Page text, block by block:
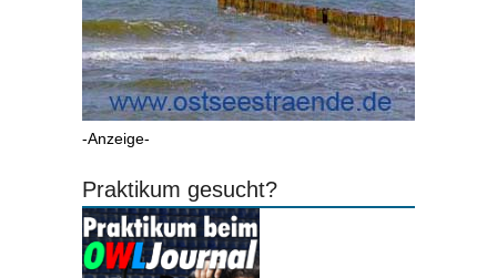
-Anzeige-
Praktikum gesucht?